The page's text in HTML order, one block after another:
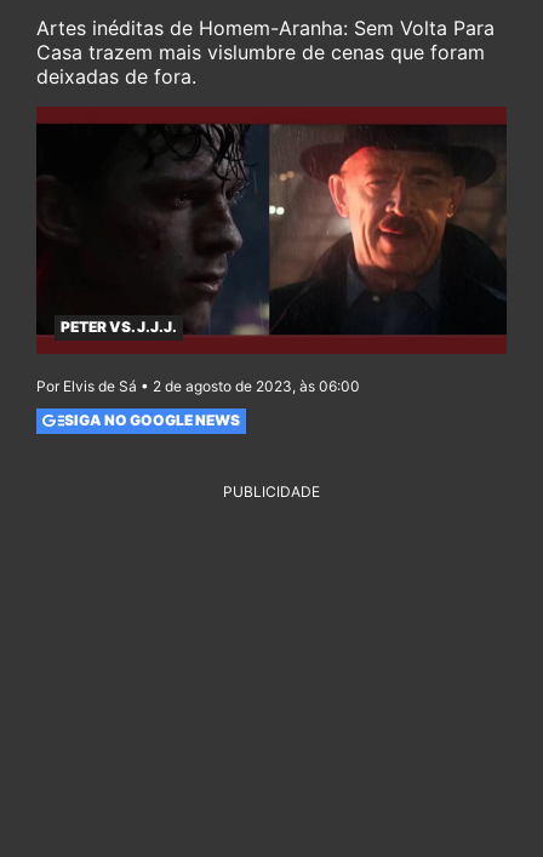
Artes inéditas de Homem-Aranha: Sem Volta Para
Casa trazem mais vislumbre de cenas que foram
deixadas de fora.
PETER VS. J.J.J.
Por Elvis de Sá • 2 de agosto de 2023, às 06:00
SIGA NO GOOGLE NEWS
PUBLICIDADE